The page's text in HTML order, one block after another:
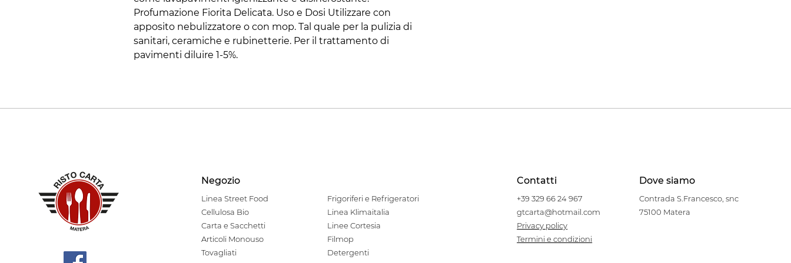
Profumazione Fiorita Delicata. Uso e Dosi Utilizzare con
apposito nebulizzatore o con mop. Tal quale per la pulizia di
sanitari, ceramiche e rubinetterie. Per il trattamento di
pavimenti diluire 1-5%.
Negozio
Linea Street Food
Cellulosa Bio
Carta e Sacchetti
Articoli Monouso
Tovagliati
Frigoriferi e Refrigeratori
Linea Klimaitalia
Linee Cortesia
Filmop
Detergenti
Contatti Dove siamo
+39 329 66 24 967
gtcarta@hotmail.com
Privacy policy
Termini e condizioni
Contrada S.Francesco, snc
75100 Matera